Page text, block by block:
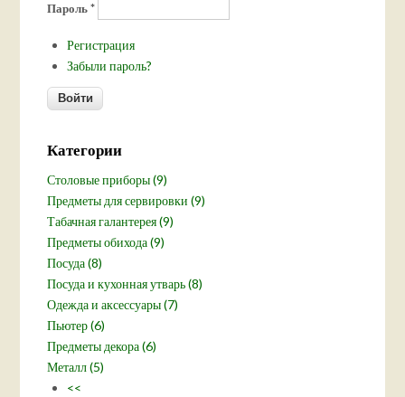
Пароль*
Регистрация
Забыли пароль?
Категории
Столовые приборы (9)
Предметы для сервировки (9)
Табачная галантерея (9)
Предметы обихода (9)
Посуда (8)
Посуда и кухонная утварь (8)
Одежда и аксессуары (7)
Пьютер (6)
Предметы декора (6)
Металл (5)
<<